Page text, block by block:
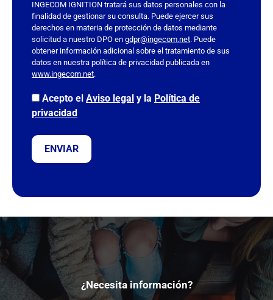
e
c
a
m
p
o
v
a
í
INGECOM IGNITION tratará sus datos personales con la
finalidad de gestionar su consulta. Puede ejercer sus
derechos en materia de protección de datos mediante
solicitud a nuestro DPO en gdpr@ingecom.net. Puede
obtener información adicional sobre el tratamiento de sus
datos en nuestra política de privacidad publicada en
www.ingecom.net.
Acepto el Aviso legal y la Política de
privacidad
¿Necesita información?